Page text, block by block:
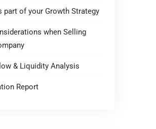
part of your Growth Strategy
when Selling
& Liquidity Analysis
Report